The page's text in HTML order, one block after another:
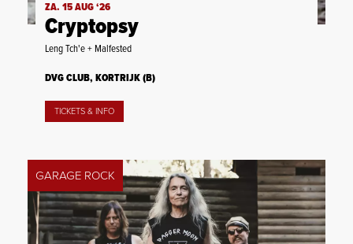
ZA. 15 AUG ‘26
Cryptopsy
Leng Tch'e + Malfested
DVG CLUB, KORTRIJK (B)
TICKETS & INFO
GARAGE ROCK